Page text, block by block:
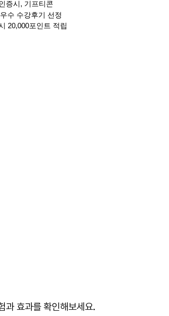
증시, 기프티콘
20,000포인트 적립
과 효과를 확인해보세요.